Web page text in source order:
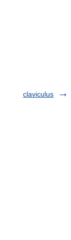
claviculus